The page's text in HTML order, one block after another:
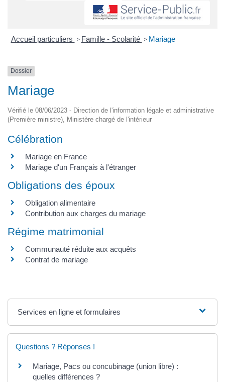
Accueil particuliers > Famille - Scolarité > Mariage
Dossier
Mariage
Vérifié le 08/06/2023 - Direction de l'information légale et administrative
(Première ministre), Ministère chargé de l'intérieur
Célébration
Mariage en France
Mariage d'un Français à l'étranger
Obligations des époux
Obligation alimentaire
Contribution aux charges du mariage
Régime matrimonial
Communauté réduite aux acquêts
Contrat de mariage
Services en ligne et formulaires
Questions ? Réponses !
Mariage, Pacs ou concubinage (union libre) :
quelles différences ?